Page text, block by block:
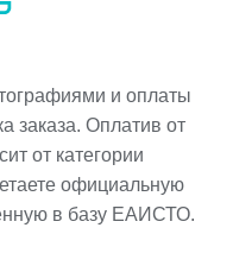
и оплаты
заказа. Оплатив от
от категории
официальную
в базу ЕАИСТО.